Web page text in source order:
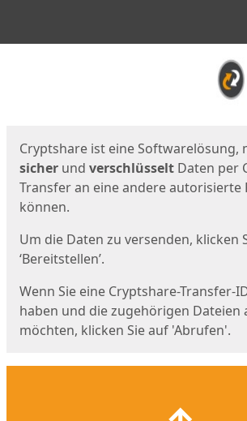
Cryptshare ist eine Softwarelösung,
sicher und verschlüsselt Daten per
Transfer an eine andere autorisierte
können.
Um die Daten zu versenden, klicken
‘Bereitstellen’.
Wenn Sie eine Cryptshare-Transfer-
haben und die zugehörigen Dateien
möchten, klicken Sie auf 'Abrufen'.